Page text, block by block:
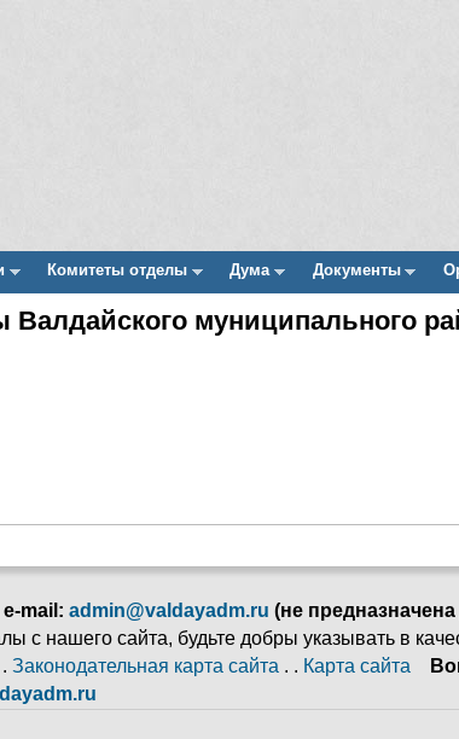
Комитеты отделы Дума Документы
муниципального
e-mail: admin@valdayadm.ru (не
с нашего сайта, будьте добры указывать в
Законодательная карта сайта . . Карта сайта